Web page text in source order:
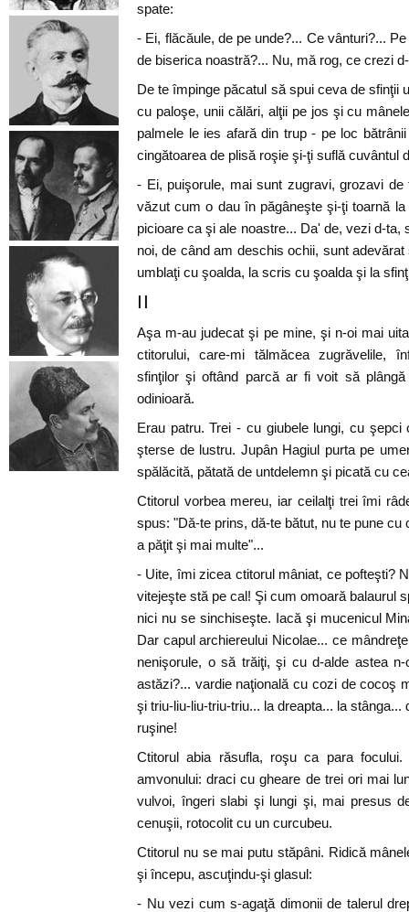
spate:
- Ei, flăcăule, de pe unde?... Ce vânturi?...
de biserica noastră?... Nu, mă rog, ce crezi
De te împinge păcatul să spui ceva de sfinţii
cu paloşe, unii călări, alţii pe jos şi cu
palmele le ies afară din trup - pe loc
cingătoarea de plisă roşie şi-ţi suflă cuvântul
- Ei, puişorule, mai sunt zugravi, grozavi
văzut cum o dau în păgâneşte şi-ţi toarnă
picioare ca şi ale noastre... Da' de, vezi d-
noi, de când am deschis ochii, sunt
umblaţi cu şoalda, la scris cu şoalda şi la
II
Aşa m-au judecat şi pe mine, şi n-oi mai
ctitorului, care-mi tălmăcea zugrăvelile,
sfinţilor şi oftând parcă ar fi voit să
odinioară.
Erau patru. Trei - cu giubele lungi, cu
şterse de lustru. Jupân Hagiul purta pe
spălăcită, pătată de untdelemn şi picată cu
Ctitorul vorbea mereu, iar ceilalţi trei îmi
spus: "Dă-te prins, dă-te bătut, nu te pune
a păţit şi mai multe"...
- Uite, îmi zicea ctitorul mâniat, ce pofteşti?
vitejeşte stă pe cal! Şi cum omoară balaurul
nici nu se sinchiseşte. Iacă şi mucenicul
Dar capul archiereului Nicolae... ce
nenişorule, o să trăiţi, şi cu d-alde astea
astăzi?... vardie naţională cu cozi de cocoş
şi triu-liu-liu-triu-triu... la dreapta... la
ruşine!
Ctitorul abia răsufla, roşu ca para
amvonului: draci cu gheare de trei ori mai
vulvoi, îngeri slabi şi lungi şi, mai presus
cenuşii, rotocolit cu un curcubeu.
Ctitorul nu se mai putu stăpâni. Ridică
şi începu, ascuţindu-şi glasul:
- Nu vezi cum s-agaţă dimonii de talerul